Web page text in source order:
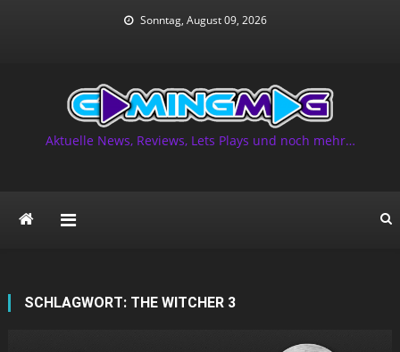
Sonntag, August 09, 2026
Aktuelle News, Reviews, Lets Plays und noch mehr…
SCHLAGWORT: THE WITCHER 3